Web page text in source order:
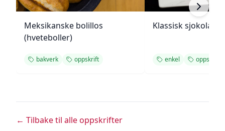
Meksikanske bolillos
(hveteboller)
bakverk oppskrift
Klassisk
enkel oppskrift
← Tilbake til alle oppskrifter